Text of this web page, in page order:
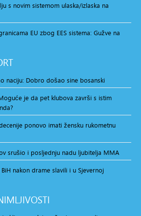
s novim sistemom ulaska/izlaska na
EU zbog EES sistema: Gužve na
naciju: Dobro došao sine bosanski
je da pet klubova završi s istim
ponovo imati žensku rukometnu
srušio i posljednju nadu ljubitelja MMA
nakon drame slavili i u Sjevernoj